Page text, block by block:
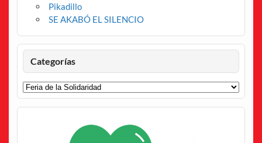
Pikadillo
SE AKABÓ EL SILENCIO
Categorías
Categorías